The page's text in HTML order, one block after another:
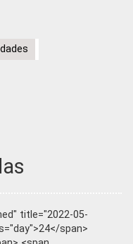
title="2022-05-
span>